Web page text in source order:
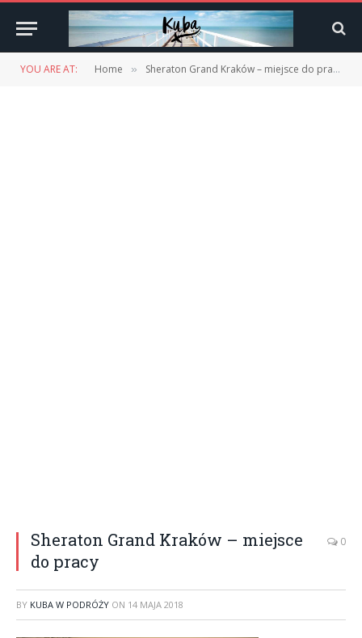
YOU ARE AT: Home » Sheraton Grand Kraków – miejsce do pracy
Sheraton Grand Kraków – miejsce
do pracy
0
BY KUBA W PODRÓŻY ON 14 MAJA 2018